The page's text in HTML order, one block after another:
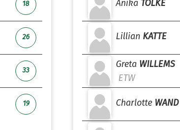
18
26
33
19
Anika TÖLKE
Lillian KATTE
Greta WILLEMS
ETW
Charlotte WAND